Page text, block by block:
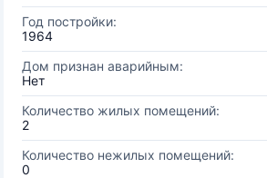
Год постройки:
1964
Дом признан аварийным:
Нет
Количество жилых помещений:
2
Количество нежилых помещений:
0